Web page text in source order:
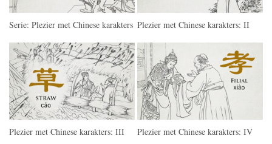
Serie: Plezier met Chinese karakters Plezier met Chinese karakters: II
Plezier met Chinese karakters: III Plezier met Chinese karakters: IV